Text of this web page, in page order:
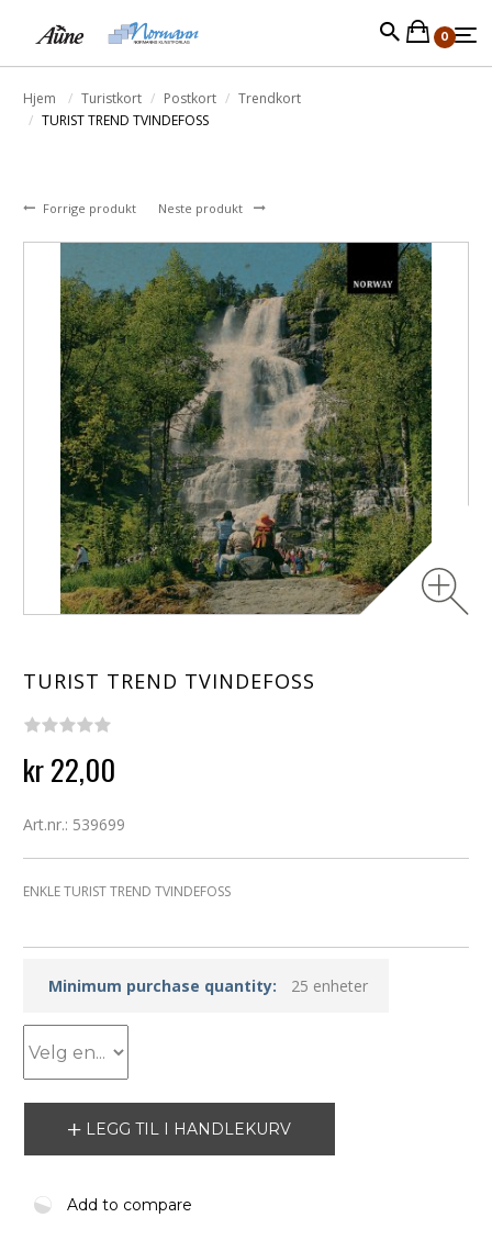
0
Hjem Turistkort Postkort
Trendkort
TURIST TREND TVINDEFOSS
Forrige produkt Neste produkt
TURIST TREND TVINDEFOSS
kr 22,00
Art.nr.: 539699
ENKLE TURIST TREND TVINDEFOSS
Minimum purchase quantity: 25 enheter
LEGG TIL I HANDLEKURV
Add to compare